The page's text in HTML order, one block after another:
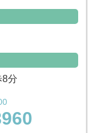
8分